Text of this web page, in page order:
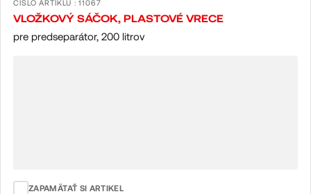
ČÍSLO ARTIKLU : 11067
VLOŽKOVÝ SÁČOK, PLASTOVÉ VRECE
pre predseparátor, 200 litrov
ZAPAMÄTAŤ SI ARTIKEL